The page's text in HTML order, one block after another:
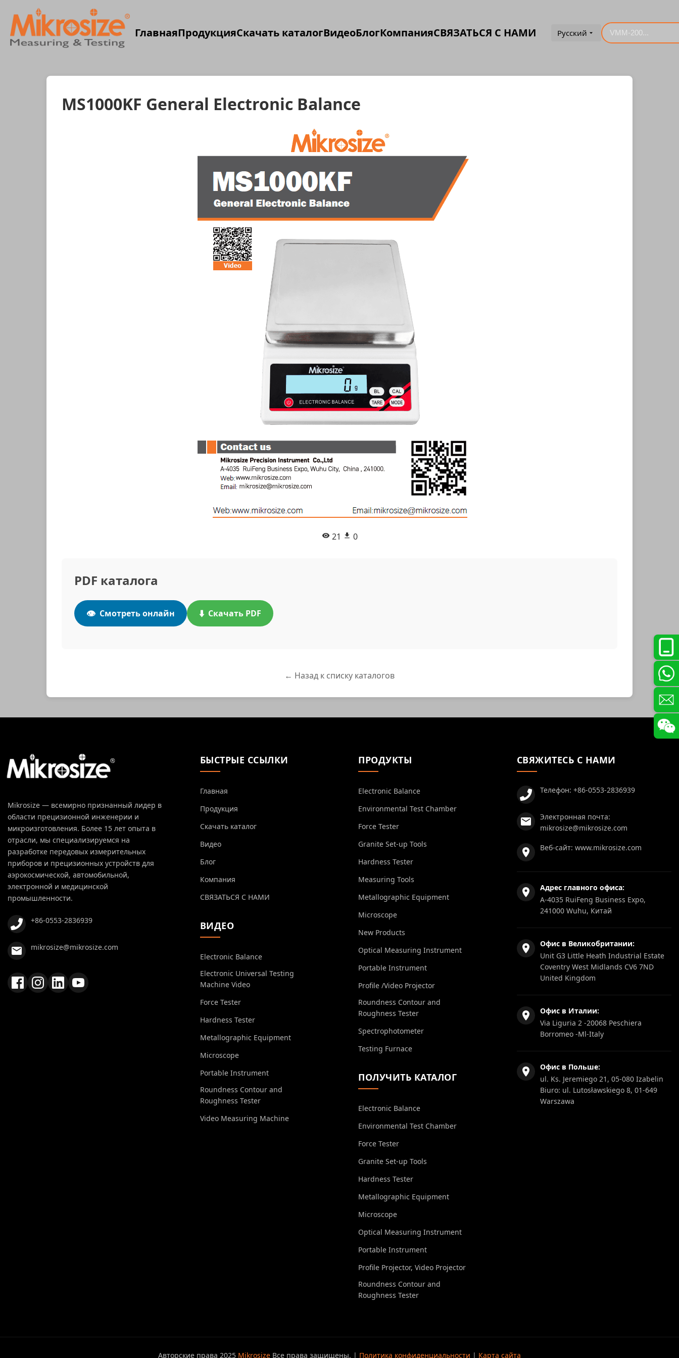
ГлавнаяПродукцияСкачать каталогВидеоБлогКомпанияСВЯЗАТЬСЯ С НАМИ Русский
MS1000KF General Electronic Balance
21 0
PDF каталога
👁️ Смотреть онлайн ⬇️ Скачать PDF
← Назад к списку каталогов
Mikrosize — всемирно признанный лидер в
области прецизионной инженерии и
микроизготовления. Более 15 лет опыта в
отрасли, мы специализируемся на
разработке передовых измерительных
приборов и прецизионных устройств для
аэрокосмической, автомобильной,
электронной и медицинской
промышленности.
+86-0553-2836939
mikrosize@mikrosize.com
БЫСТРЫЕ ССЫЛКИ
Главная
Продукция
Скачать каталог
Видео
Блог
Компания
СВЯЗАТЬСЯ С НАМИ
ВИДЕО
Electronic Balance
Electronic Universal Testing
Machine Video
Force Tester
Hardness Tester
Metallographic Equipment
Microscope
Portable Instrument
Roundness Contour and
Roughness Tester
Video Measuring Machine
ПРОДУКТЫ
Electronic Balance
Environmental Test Chamber
Force Tester
Granite Set-up Tools
Hardness Tester
Measuring Tools
Metallographic Equipment
Microscope
New Products
Optical Measuring Instrument
Portable Instrument
Profile /Video Projector
Roundness Contour and
Roughness Tester
Spectrophotometer
Testing Furnace
ПОЛУЧИТЬ КАТАЛОГ
Electronic Balance
Environmental Test Chamber
Force Tester
Granite Set-up Tools
Hardness Tester
Metallographic Equipment
Microscope
Optical Measuring Instrument
Portable Instrument
Profile Projector, Video Projector
Roundness Contour and
Roughness Tester
СВЯЖИТЕСЬ С НАМИ
Телефон: +86-0553-2836939
Электронная почта:
mikrosize@mikrosize.com
Веб-сайт: www.mikrosize.com
Адрес главного офиса:
A-4035 RuiFeng Business Expo,
241000 Wuhu, Китай
Офис в Великобритании:
Unit G3 Little Heath Industrial Estate
Coventry West Midlands CV6 7ND
United Kingdom
Офис в Италии:
Via Liguria 2 -20068 Peschiera
Borromeo -Ml-Italy
Офис в Польше:
ul. Ks. Jeremiego 21, 05-080 Izabelin
Biuro: ul. Lutosławskiego 8, 01-649
Warszawa
Авторские права 2025 Mikrosize Все права защищены. | Политика конфиденциальности | Карта сайта